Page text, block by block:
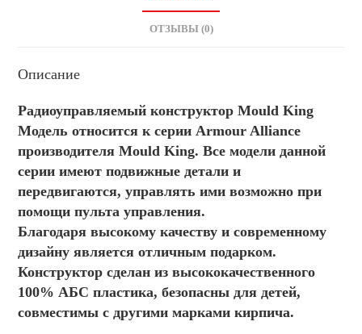
ОТЗЫВЫ (0)
Описание
Радиоуправляемый конструктор Mould King
Модель относится к серии Armour Alliance
производителя Mould King. Все модели данной
серии имеют подвижные детали и
передвигаются, управлять ими возможно при
помощи пульта управления.
Благодаря высокому качеству и современному
дизайну является отличным подарком.
Конструктор сделан из высококачественного
100% АБС пластика, безопасны для детей,
совместимы с другими марками кирпича.